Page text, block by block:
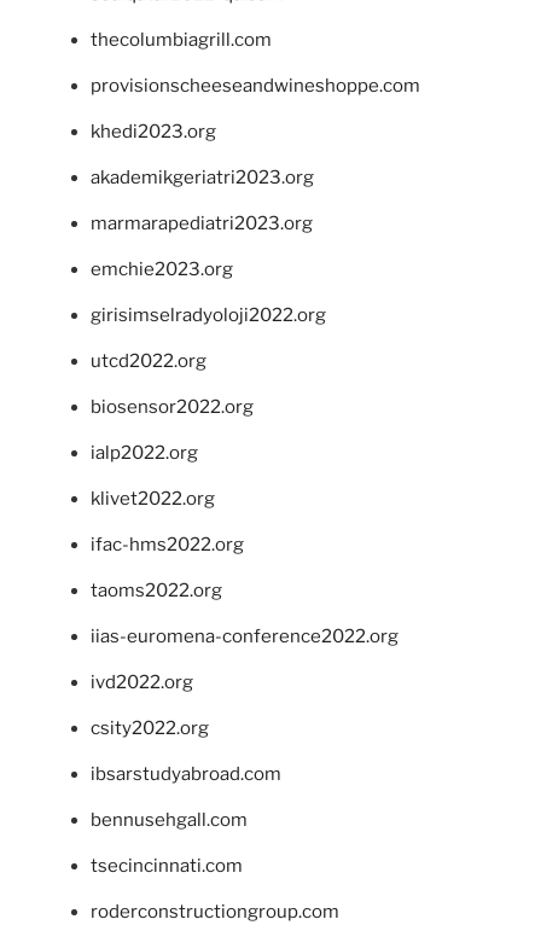
thecolumbiagrill.com
provisionscheeseandwineshoppe.com
khedi2023.org
akademikgeriatri2023.org
marmarapediatri2023.org
emchie2023.org
girisimselradyoloji2022.org
utcd2022.org
biosensor2022.org
ialp2022.org
klivet2022.org
ifac-hms2022.org
taoms2022.org
iias-euromena-conference2022.org
ivd2022.org
csity2022.org
ibsarstudyabroad.com
bennusehgall.com
tsecincinnati.com
roderconstructiongroup.com